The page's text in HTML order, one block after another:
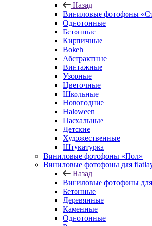
Назад
Виниловые фотофоны
Однотонные
Бетонные
Кирпичные
Bokeh
Абстрактные
Винтажные
Узорные
Цветочные
Школьные
Новогодние
Haloween
Пасхальные
Детские
Художественные
Штукатурка
Виниловые фотофоны «Пол»
Виниловые фотофоны для
Назад
Виниловые фотофоны
Бетонные
Деревянные
Каменные
Однотонные